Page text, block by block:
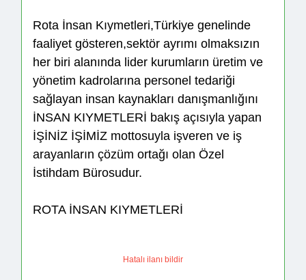
Rota İnsan Kıymetleri,Türkiye genelinde
faaliyet gösteren,sektör ayrımı olmaksızın
her biri alanında lider kurumların üretim ve
yönetim kadrolarına personel tedariği
sağlayan insan kaynakları danışmanlığını
İNSAN KIYMETLERİ bakış açısıyla yapan
İŞİNİZ İŞİMİZ mottosuyla işveren ve iş
arayanların çözüm ortağı olan Özel
İstihdam Bürosudur.
ROTA İNSAN KIYMETLERİ
Hatalı ilanı bildir